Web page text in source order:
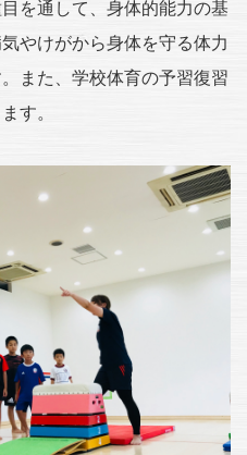
を通して、身体的能力の基
やけがから身体を守る体力
また、学校体育の予習復習
す。